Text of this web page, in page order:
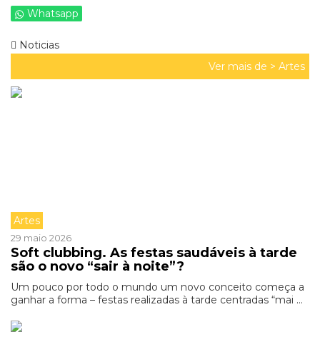
Whatsapp
Noticias
Ver mais de > Artes
Artes
29 maio 2026
Soft clubbing. As festas saudáveis à tarde
são o novo “sair à noite”?
Um pouco por todo o mundo um novo conceito começa a
ganhar a forma – festas realizadas à tarde centradas “mai ...